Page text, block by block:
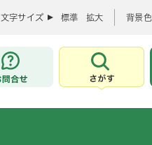
文字サイズ 標準 拡大 背景色
お問合せ
さがす